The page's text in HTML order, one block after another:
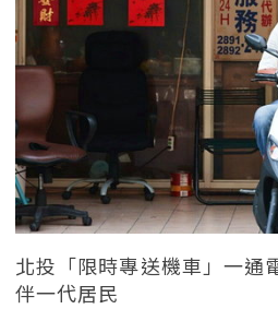
北投「限時專送機車」一通
伴一代居民